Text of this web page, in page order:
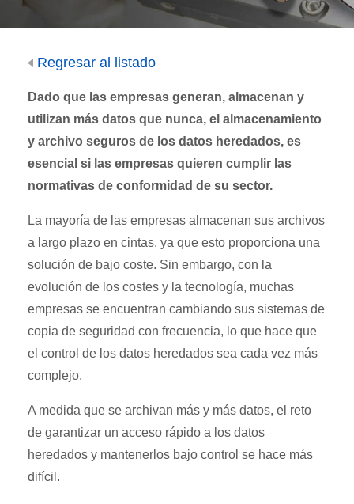
Regresar al listado
Dado que las empresas generan, almacenan y
utilizan más datos que nunca, el almacenamiento
y archivo seguros de los datos heredados, es
esencial si las empresas quieren cumplir las
normativas de conformidad de su sector.
La mayoría de las empresas almacenan sus archivos
a largo plazo en cintas, ya que esto proporciona una
solución de bajo coste. Sin embargo, con la
evolución de los costes y la tecnología, muchas
empresas se encuentran cambiando sus sistemas de
copia de seguridad con frecuencia, lo que hace que
el control de los datos heredados sea cada vez más
complejo.
A medida que se archivan más y más datos, el reto
de garantizar un acceso rápido a los datos
heredados y mantenerlos bajo control se hace más
difícil.